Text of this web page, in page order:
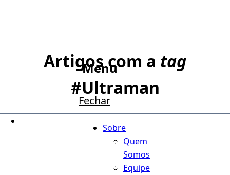
Menu
Fechar
Sobre
Quem
Somos
Equipe
Artigos com a tag
#Ultraman